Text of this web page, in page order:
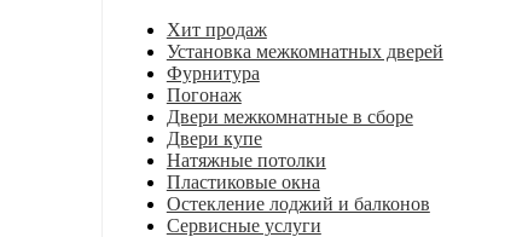
Хит продаж
Установка межкомнатных дверей
Фурнитура
Погонаж
Двери межкомнатные в сборе
Двери купе
Натяжные потолки
Пластиковые окна
Остекление лоджий и балконов
Сервисные услуги